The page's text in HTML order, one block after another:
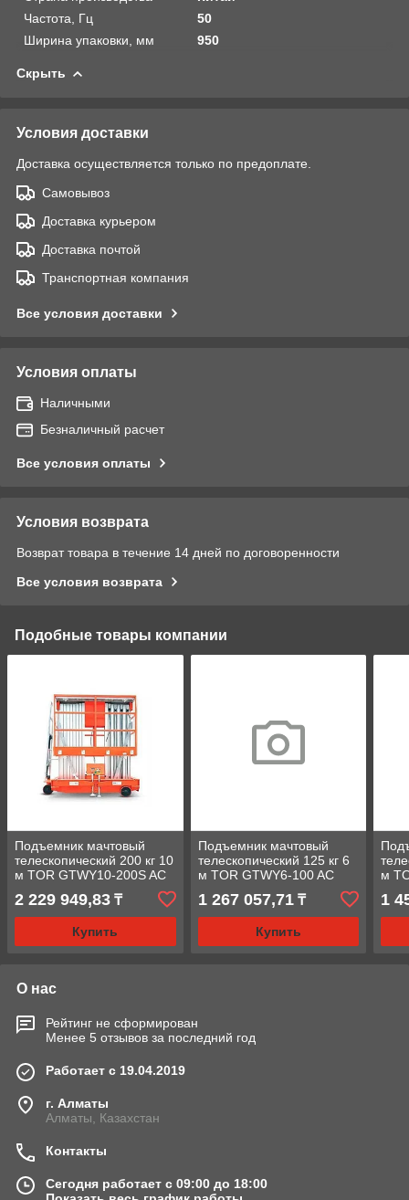
Частота, Гц
50
Ширина упаковки, мм
950
Скрыть
Условия доставки
Доставка осуществляется только по предоплате.
Самовывоз
Доставка курьером
Доставка почтой
Транспортная компания
Все условия доставки
Условия оплаты
Наличными
Безналичный расчет
Все условия оплаты
Условия возврата
Возврат товара в течение 14 дней по договоренности
Все условия возврата
Подобные товары компании
Подъемник мачтовый
телескопический 200 кг 10
м TOR GTWY10-200S AC
220V 2-мачтовый (от сети)
(G)
2 229 949,83 ₸
Купить
Подъемник мачтовый
телескопический 125 кг 6
м TOR GTWY6-100 AC
220V 1-мачтовый (от сети)
(G)
1 267 057,71₸
Купить
м
(G)
1
О нас
Рейтинг не сформирован
Менее 5 отзывов за последний год
Работает с 19.04.2019
г. Алматы
Алматы, Казахстан
Контакты
Сегодня работает с 09:00 до 18:00